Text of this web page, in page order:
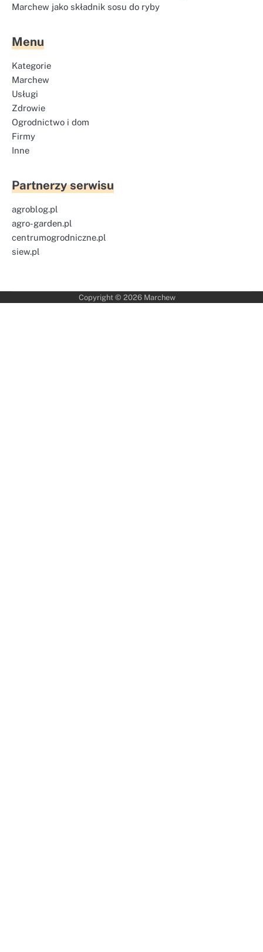
Marchew jako składnik sosu do ryby
Menu
Kategorie
Marchew
Usługi
Zdrowie
Ogrodnictwo i dom
Firmy
Inne
Partnerzy serwisu
agroblog.pl
agro-garden.pl
centrumogrodniczne.pl
siew.pl
Copyright © 2026 Marchew